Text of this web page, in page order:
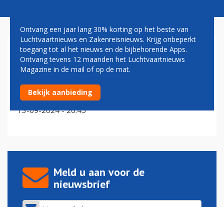
JUNKSTATUS
Kredietbeoordelaar geeft mogelijk 'junkstatus' aan
kwakkelende vliegtuigbouwer Boeing
13-09-2024 - 20:45
Meld u aan voor de
nieuwsbrief
Ontvang een jaar lang 30% korting op het beste van
Luchtvaartnieuws en Zakenreisnieuws. Krijg onbeperkt
toegang tot al het nieuws en de bijbehorende Apps.
Ontvang tevens 12 maanden het Luchtvaartnieuws
Magazine in de mail of op de mat.
Bekijk aanbieding